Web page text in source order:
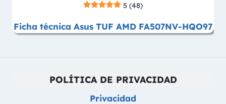
5 (48)
Ficha técnica Asus TUF AMD FA507NV-HQO97
POLÍTICA DE PRIVACIDAD
Privacidad